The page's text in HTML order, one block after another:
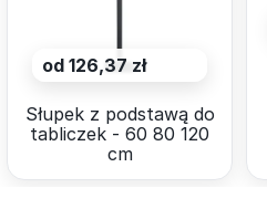
od 126,37 zł
Słupek z podstawą do
tabliczek - 60 80 120
cm